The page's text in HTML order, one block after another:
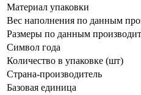
Материал упаковки
Вес наполнения по данным
Размеры по данным
Символ года
Количество в упаковке (шт)
Страна-производитель
Базовая единица